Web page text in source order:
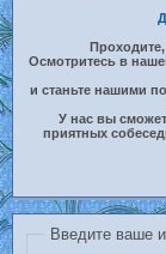
Проходите,
Осмотритесь в
и станьте нашими
У нас вы
приятных
Введите ваше